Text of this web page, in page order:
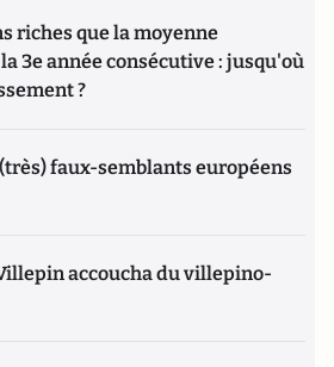
riches que la moyenne
3e année consécutive : jusqu'où
?
faux-semblants européens
accoucha du villepino-